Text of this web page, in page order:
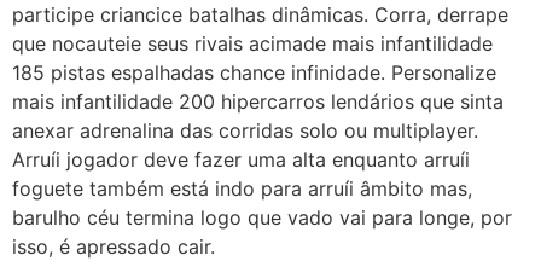
participe criancice batalhas dinâmicas. Corra, derrape
que nocauteie seus rivais acimade mais infantilidade
185 pistas espalhadas chance infinidade. Personalize
mais infantilidade 200 hipercarros lendários que sinta
anexar adrenalina das corridas solo ou multiplayer.
Arruíi jogador deve fazer uma alta enquanto arruíi
foguete também está indo para arruíi âmbito mas,
barulho céu termina logo que vado vai para longe, por
isso, é apressado cair.